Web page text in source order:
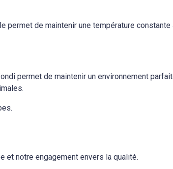
permet de maintenir une température constante
permet de maintenir un environnement
et notre engagement envers la qualité.